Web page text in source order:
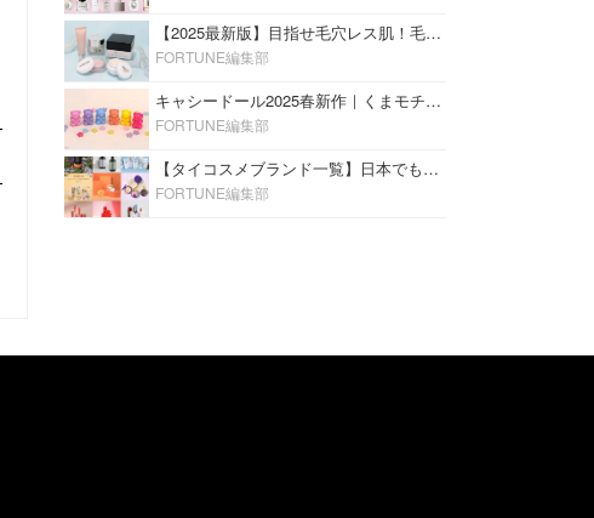
【2025最新版】目指せ毛穴レス肌！毛穴を埋めて隠す「おすすめ部分用下地＆プライマー」ランキング♡
FORTUNE編集部
キャシードール2025春新作｜くまモチーフのミニリップ「シャイニーベア リップモイスト」をレビュー♡
FORTUNE編集部
【タイコスメブランド一覧】日本でも人気沸騰中の“タイコスメ”ブランド20選！
FORTUNE編集部